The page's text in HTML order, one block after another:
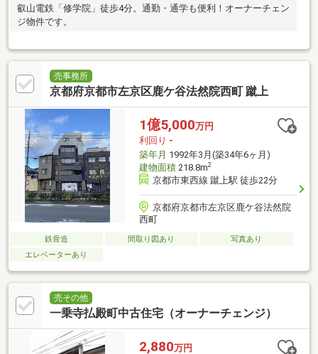
叡山電鉄「修学院」徒歩4分。通勤・通学も便利！オーナーチェン
ジ物件です。
売事務所
京都府京都市左京区鹿ケ谷法然院西町 蹴上
1億5,000万円
利回り -
築年月 1992年3月(築34年6ヶ月)
建物面積218.8m2
京都市東西線 蹴上駅 徒歩22分
京都府京都市左京区鹿ケ谷法然院
西町
鉄骨造 間取り図あり
写真あり
エレベーターあり
売その他
一乗寺払殿町中古住宅（オーナーチェンジ）
2,880万円